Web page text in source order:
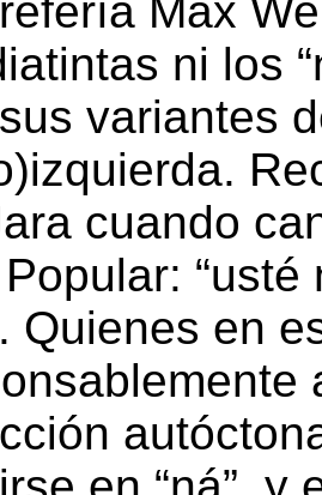
Max
ni los
variantes
cuando
Quienes en